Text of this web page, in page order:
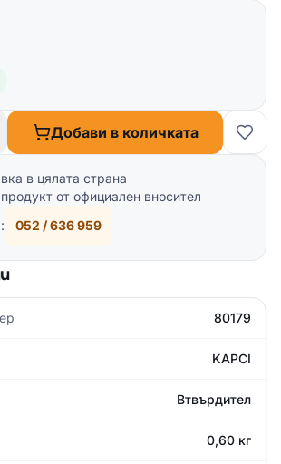
Добави в количката
в цялата страна
от официален вносител
052 / 636 959
80179
KAPCI
Втвърдител
0,60 кг